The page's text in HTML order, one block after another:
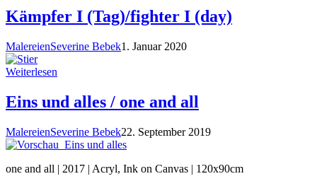
Kämpfer I (Tag)/fighter I (day)
MalereienSeverine Bebek1. Januar 2020
Weiterlesen
Eins und alles / one and all
MalereienSeverine Bebek22. September 2019
one and all | 2017 | Acryl, Ink on Canvas | 120x90cm